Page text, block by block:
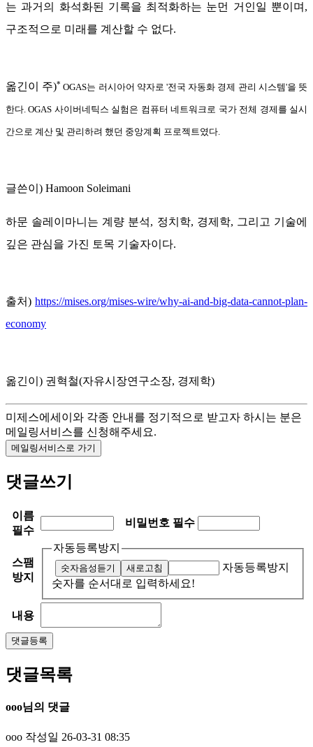
는 과거의 화석화된 기록을 최적화하는 눈먼 거인일 뿐이며,
구조적으로 미래를 계산할 수 없다.
옮긴이 주)* OGAS는 러시아어 약자로 '전국 자동화 경제 관리 시스템'을 뜻
한다. OGAS 사이버네틱스 실험은 컴퓨터 네트워크로 국가 전체 경제를 실시
간으로 계산 및 관리하려 했던 중앙계획 프로젝트였다.
글쓴이) Hamoon Soleimani
하문 솔레이마니는 계량 분석, 정치학, 경제학, 그리고 기술에
깊은 관심을 가진 토목 기술자이다.
출처) https://mises.org/mises-wire/why-ai-and-big-data-cannot-plan-
economy
옮긴이) 권혁철(자유시장연구소장, 경제학)
미제스에세이와 각종 안내를 정기적으로 받고자 하시는 분은
메일링서비스를 신청해주세요.
댓글쓰기
이름
필수
비밀번호 필수
스팸
방지
자동등록방지
숫자음성듣기 새로고침
자동등록방지
숫자를 순서대로 입력하세요!
내용
댓글목록
ooo님의 댓글
ooo 작성일 26-03-31 08:35